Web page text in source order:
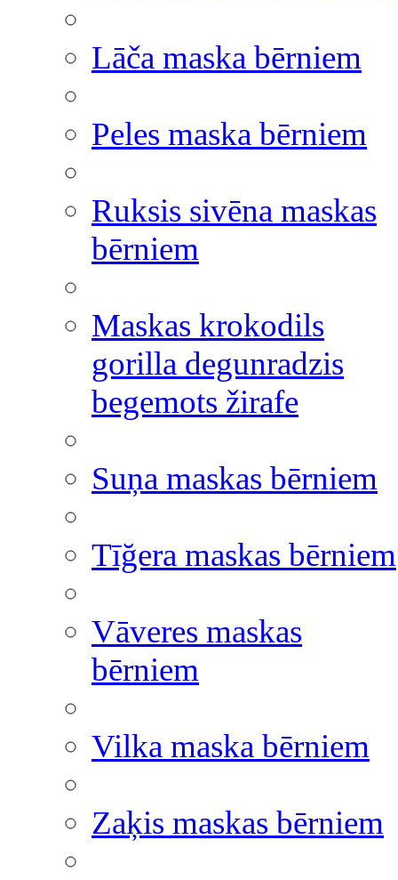
Lāča maska bērniem
Peles maska bērniem
Ruksis sivēna maskas
bērniem
Maskas krokodils
gorilla degunradzis
begemots žirafe
Suņa maskas bērniem
Tīğera maskas bērniem
Vāveres maskas
bērniem
Vilka maska bērniem
Zaķis maskas bērniem